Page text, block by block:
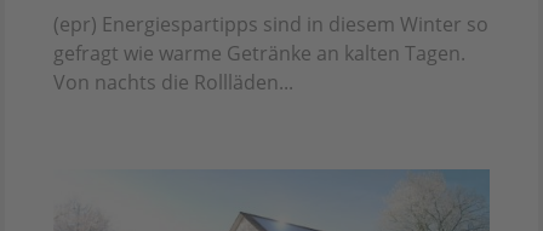
(epr) Energiespartipps sind in diesem Winter so
gefragt wie warme Getränke an kalten Tagen.
Von nachts die Rollläden...